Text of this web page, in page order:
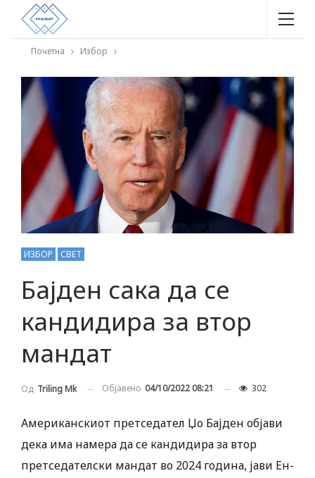
Почетна Избор
ИЗБОР СВЕТ
Бајден сака да се
кандидира за втор
мандат
Од Triling Mk Објавено 04/10/2022 08:21 302
Американскиот претседател Џо Бајден објави
дека има намера да се кандидира за втор
претседателски мандат во 2024 година, јави Ен-